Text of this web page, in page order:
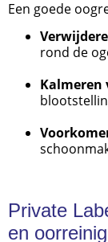
Een goede
rond de
Kalmeren
Private
en